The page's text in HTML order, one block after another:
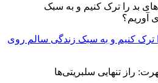
ترک کنیم و به سبک زندگی سالم روی